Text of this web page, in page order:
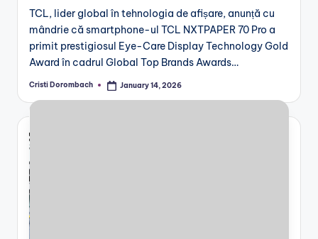
TCL, lider global în tehnologia de afișare, anunță cu
mândrie că smartphone-ul TCL NXTPAPER 70 Pro a
primit prestigiosul Eye-Care Display Technology Gold
Award în cadrul Global Top Brands Awards…
Posted
Cristi Dorombach January 14, 2026